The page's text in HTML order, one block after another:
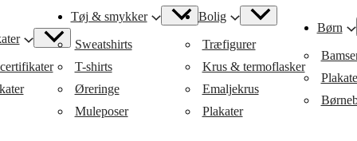
Tøj & smykker
Sweatshirts
T-shirts
Øreringe
Muleposer
Bolig
Træfigurer
Krus & termoflasker
Emaljekrus
Plakater
Børn